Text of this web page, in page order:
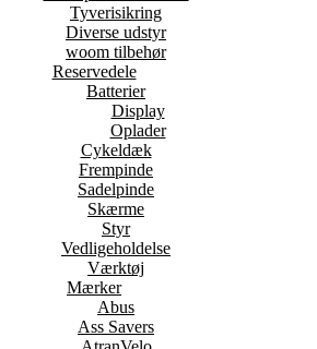
Tyverisikring
Diverse udstyr
woom tilbehør
Reservedele
Batterier
Display
Oplader
Cykeldæk
Frempinde
Sadelpinde
Skærme
Styr
Vedligeholdelse
Værktøj
Mærker
Abus
Ass Savers